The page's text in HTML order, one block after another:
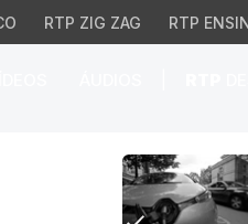
RTP ZIG ZAG RTP
e